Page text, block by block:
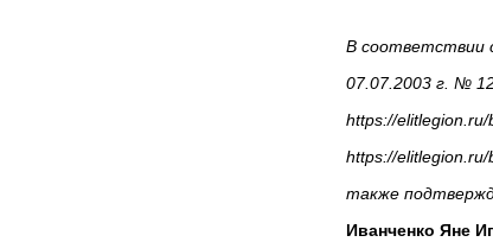
В соответствии
07.07.2003 г. №
https://
https://
также
Иванченко Яне